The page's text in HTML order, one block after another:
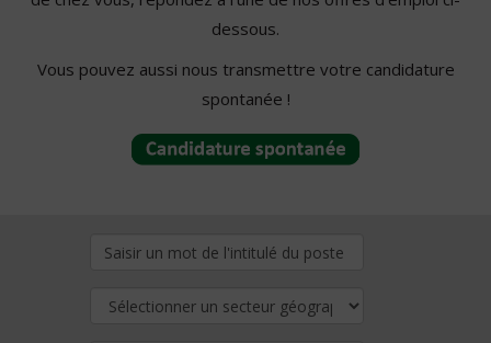
dessous.
Vous pouvez aussi nous transmettre votre candidature
spontanée !